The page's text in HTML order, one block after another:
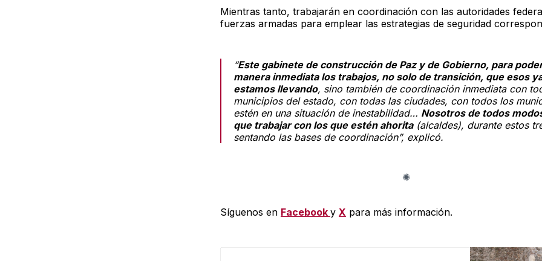
Mientras tanto, trabajarán en coordinación con las autoridades
fuerzas armadas para emplear las estrategias de seguridad
“Este gabinete de construcción de Paz y de Gobierno, para
manera inmediata los trabajos, no solo de transición, que esos
estamos llevando, sino también de coordinación inmediata con
municipios del estado, con todas las ciudades, con todos los
estén en una situación de inestabilidad… Nosotros de todos
que trabajar con los que estén ahorita(alcaldes), durante estos
sentando las bases de coordinación”, explicó.
Síguenos en Facebook y X para más información.